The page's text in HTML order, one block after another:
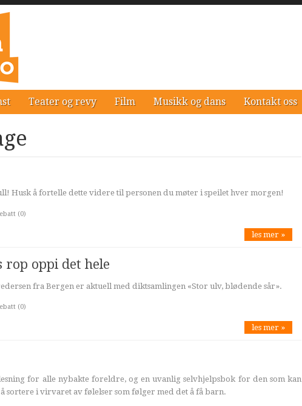
Teater og revy Film Musikk og dans Kontakt oss
Husk å fortelle dette videre til personen du møter i speilet hver morgen!
(0)
les mer »
rop oppi det hele
fra Bergen er aktuell med diktsamlingen «Stor ulv, blødende sår».
(0)
les mer »
lesning for alle nybakte foreldre, og en uvanlig selvhjelpsbok for den som kan
sortere i virvaret av følelser som følger med det å få barn.